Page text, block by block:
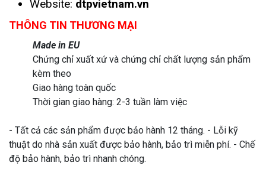
Website: dtpvietnam.vn
THÔNG TIN THƯƠNG MẠI
Made in EU
Chứng chỉ xuất xứ và chứng chỉ chất lượng sản phẩm
kèm theo
Giao hàng toàn quốc
Thời gian giao hàng: 2-3 tuần làm việc
- Tất cả các sản phẩm được bảo hành 12 tháng. - Lỗi kỹ
thuật do nhà sản xuất được bảo hành, bảo trì miễn phí. - Chế
độ bảo hành, bảo trì nhanh chóng.